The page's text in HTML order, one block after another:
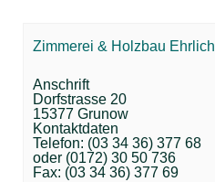
Zimmerei & Holzbau Ehrlich
Anschrift
Dorfstrasse 20
15377 Grunow
Kontaktdaten
Telefon: (03 34 36) 377 68
oder (0172) 30 50 736
Fax: (03 34 36) 377 69